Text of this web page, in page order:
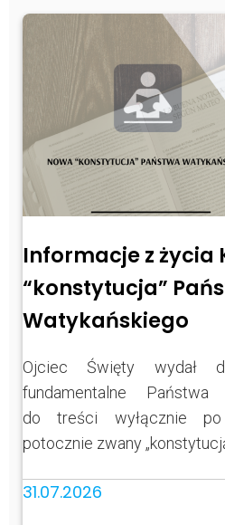
Informacje z życia
“konstytucja”
Watykańskiego
Ojciec Święty wydał
fundamentalne Państwa
do treści wyłącznie po
potocznie zwany
31.07.2026